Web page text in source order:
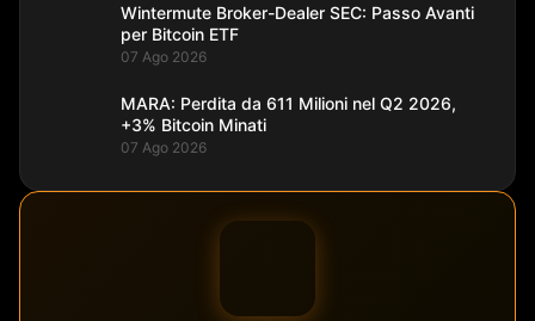
Wintermute Broker-Dealer SEC: Passo Avanti
per Bitcoin ETF
07 Ago 2026
MARA: Perdita da 611 Milioni nel Q2 2026,
+3% Bitcoin Minati
07 Ago 2026